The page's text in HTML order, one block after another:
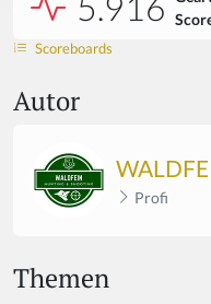
Scoreboards
Autor
Profi
Themen